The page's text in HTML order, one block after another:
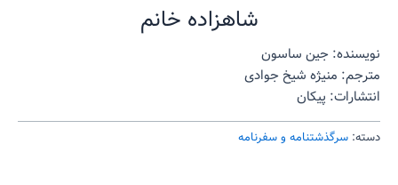
شاهزاده‌ خانم
نویسنده: جین ساسون
مترجم: منیژه شیخ جوادی
انتشارات: پیکان
دسته: سرگذشتنامه و سفرنامه